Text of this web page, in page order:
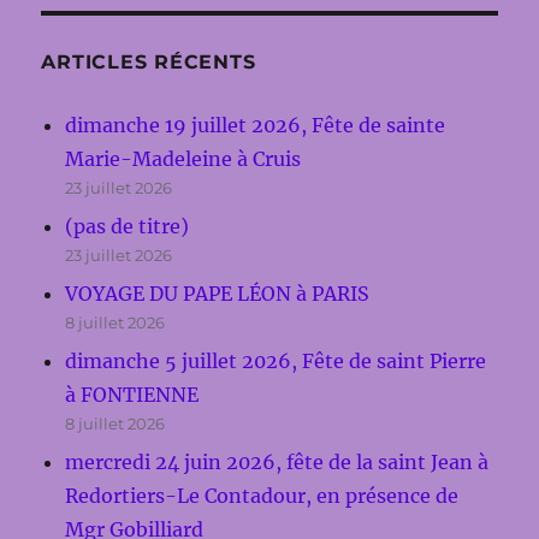
ARTICLES RÉCENTS
dimanche 19 juillet 2026, Fête de sainte
Marie-Madeleine à Cruis
23 juillet 2026
(pas de titre)
23 juillet 2026
VOYAGE DU PAPE LÉON à PARIS
8 juillet 2026
dimanche 5 juillet 2026, Fête de saint Pierre
à FONTIENNE
8 juillet 2026
mercredi 24 juin 2026, fête de la saint Jean à
Redortiers-Le Contadour, en présence de
Mgr Gobilliard